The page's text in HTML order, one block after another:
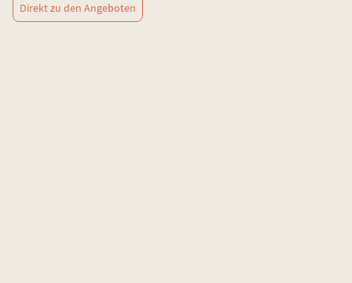
Direkt zu den Angeboten